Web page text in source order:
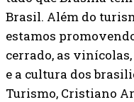
Brasil. Além do
estamos
cerrado, as
e a cultura dos
Turismo, Cristiano